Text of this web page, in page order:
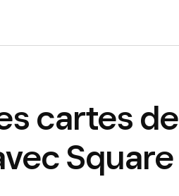
cartes de
Square